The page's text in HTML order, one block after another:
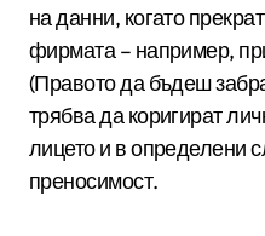
на данни, когато
фирмата – например,
(Правото да бъдеш
трябва да коригират
лицето и в определени
преносимост.